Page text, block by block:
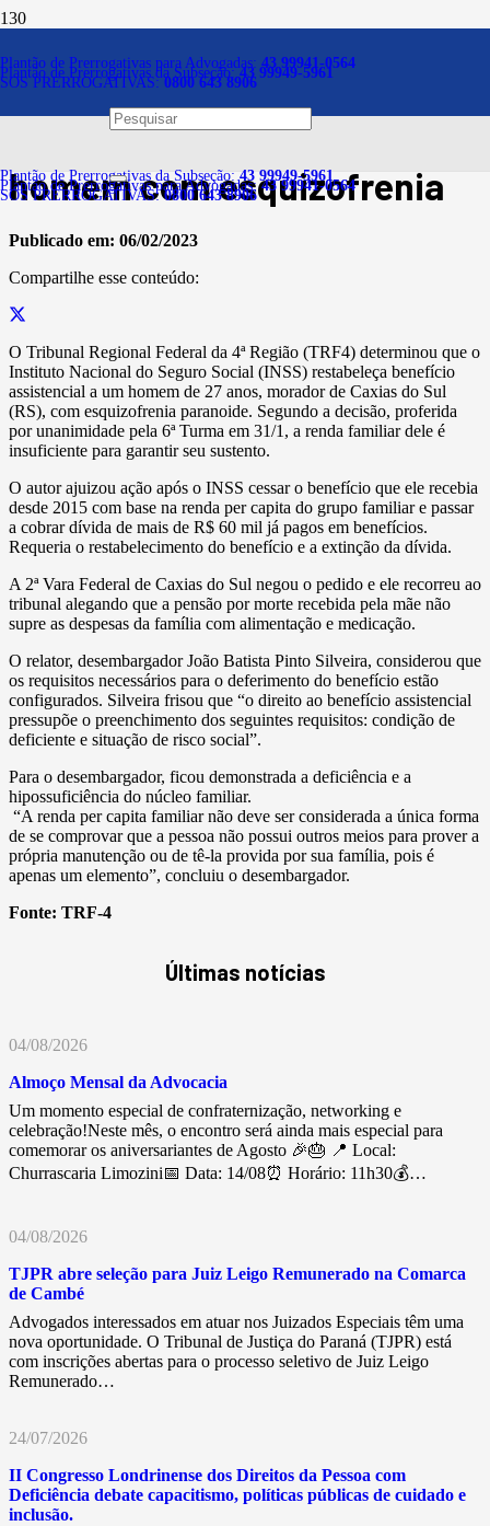
Plantão de Prerrogativas para Advogadas: 43 99941-0564
Plantão de Prerrogativas da Subseção:43 99949-5961
SOS PRERROGATIVAS:0800 643 8906
Plantão de Prerrogativas da Subseção:43 99949-5961
Plantão de Prerrogativas para Advogadas:43 99941-0564
SOS PRERROGATIVAS:0800 643 8906
INSS deve suspender dívida
e restabelecer benefício a
homem com esquizofrenia
Publicado em: 06/02/2023
Compartilhe esse conteúdo:
O Tribunal Regional Federal da 4ª Região (TRF4) determinou que o
Instituto Nacional do Seguro Social (INSS) restabeleça benefício
assistencial a um homem de 27 anos, morador de Caxias do Sul
(RS), com esquizofrenia paranoide. Segundo a decisão, proferida
por unanimidade pela 6ª Turma em 31/1, a renda familiar dele é
insuficiente para garantir seu sustento.
O autor ajuizou ação após o INSS cessar o benefício que ele recebia
desde 2015 com base na renda per capita do grupo familiar e passar
a cobrar dívida de mais de R$ 60 mil já pagos em benefícios.
Requeria o restabelecimento do benefício e a extinção da dívida.
A 2ª Vara Federal de Caxias do Sul negou o pedido e ele recorreu ao
tribunal alegando que a pensão por morte recebida pela mãe não
supre as despesas da família com alimentação e medicação.
O relator, desembargador João Batista Pinto Silveira, considerou que
os requisitos necessários para o deferimento do benefício estão
configurados. Silveira frisou que “o direito ao benefício assistencial
pressupõe o preenchimento dos seguintes requisitos: condição de
deficiente e situação de risco social”.
Para o desembargador, ficou demonstrada a deficiência e a
hipossuficiência do núcleo familiar.
“A renda per capita familiar não deve ser considerada a única forma
de se comprovar que a pessoa não possui outros meios para prover a
própria manutenção ou de tê-la provida por sua família, pois é
apenas um elemento”, concluiu o desembargador.
Fonte: TRF-4
Últimas notícias
04/08/2026
Almoço Mensal da Advocacia
Um momento especial de confraternização, networking e
celebração!Neste mês, o encontro será ainda mais especial para
comemorar os aniversariantes de Agosto 🎉🎂 📍 Local:
Churrascaria Limozini📅 Data: 14/08⏰ Horário: 11h30💰…
04/08/2026
TJPR abre seleção para Juiz Leigo Remunerado na Comarca
de Cambé
Advogados interessados em atuar nos Juizados Especiais têm uma
nova oportunidade. O Tribunal de Justiça do Paraná (TJPR) está
com inscrições abertas para o processo seletivo de Juiz Leigo
Remunerado…
24/07/2026
II Congresso Londrinense dos Direitos da Pessoa com
Deficiência debate capacitismo, políticas públicas de cuidado e
inclusão.